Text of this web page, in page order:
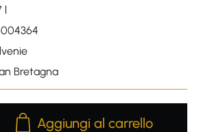
l
Bretagna
Quantity: Enter the
Aggiungi al carrello